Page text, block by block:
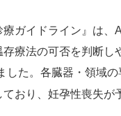
ガイドライン』は、
療法の可否を判断し
した。各臓器・領域
おり、妊孕性喪失が